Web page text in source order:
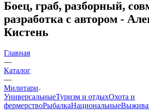
Боец, граб, разборный,
разработка с автором -
Кистень
Главная
—
Каталог
—
Милитари
УниверсальныеТуризм и отдыхОхота и
фермерствоРыбалкаНациональные